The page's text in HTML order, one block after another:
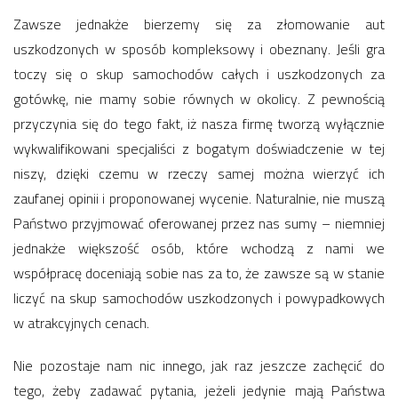
Zawsze jednakże bierzemy się za złomowanie aut
uszkodzonych w sposób kompleksowy i obeznany. Jeśli gra
toczy się o skup samochodów całych i uszkodzonych za
gotówkę, nie mamy sobie równych w okolicy. Z pewnością
przyczynia się do tego fakt, iż nasza firmę tworzą wyłącznie
wykwalifikowani specjaliści z bogatym doświadczenie w tej
niszy, dzięki czemu w rzeczy samej można wierzyć ich
zaufanej opinii i proponowanej wycenie. Naturalnie, nie muszą
Państwo przyjmować oferowanej przez nas sumy – niemniej
jednakże większość osób, które wchodzą z nami we
współpracę doceniają sobie nas za to, że zawsze są w stanie
liczyć na skup samochodów uszkodzonych i powypadkowych
w atrakcyjnych cenach.
Nie pozostaje nam nic innego, jak raz jeszcze zachęcić do
tego, żeby zadawać pytania, jeżeli jedynie mają Państwa